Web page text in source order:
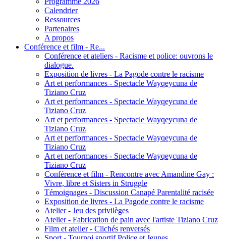
Calendrier
Ressources
Partenaires
A propos
Conférence et film - Re...
Conférence et ateliers - Racisme et police: ouvrons le
dialogue.
Exposition de livres - La Pagode contre le racisme
Art et performances - Spectacle Wayqeycuna de
Tiziano Cruz
Art et performances - Spectacle Wayqeycuna de
Tiziano Cruz
Art et performances - Spectacle Wayqeycuna de
Tiziano Cruz
Art et performances - Spectacle Wayqeycuna de
Tiziano Cruz
Art et performances - Spectacle Wayqeycuna de
Tiziano Cruz
Conférence et film - Rencontre avec Amandine Gay :
Vivre, libre et Sisters in Struggle
Témoignages - Discussion Canapé Parentalité racisée
Exposition de livres - La Pagode contre le racisme
Atelier - Jeu des privilèges
Atelier - Fabrication de pain avec l'artiste Tiziano Cruz
Film et atelier - Clichés renversés